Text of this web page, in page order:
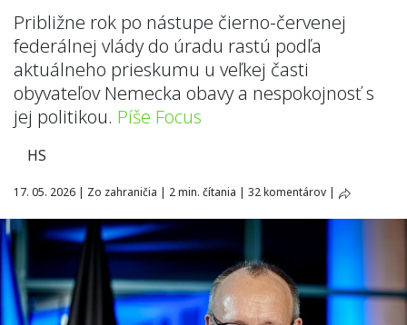
Približne rok po nástupe čierno-červenej
federálnej vlády do úradu rastú podľa
aktuálneho prieskumu u veľkej časti
obyvateľov Nemecka obavy a nespokojnosť s
jej politikou. Píše Focus
HS
17. 05. 2026 | Zo zahraničia | 2 min. čítania | 32 komentárov |